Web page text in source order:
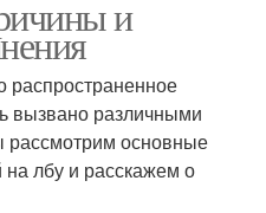
и
распространенное
вызвано различными
рассмотрим основные
лбу и расскажем о